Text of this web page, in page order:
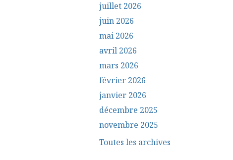
juillet 2026
juin 2026
mai 2026
avril 2026
mars 2026
février 2026
janvier 2026
décembre 2025
novembre 2025
Toutes les archives